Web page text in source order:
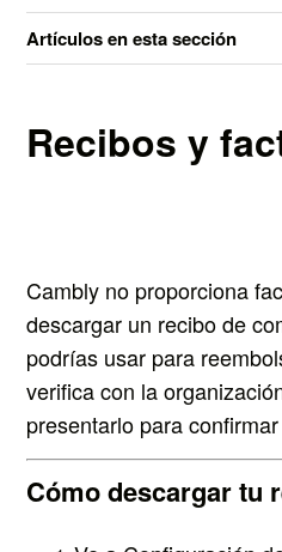
Artículos en esta sección
Recibos y
Cambly no proporciona
descargar un recibo de
podrías usar para
verifica con la
presentarlo para
Cómo descargar tu